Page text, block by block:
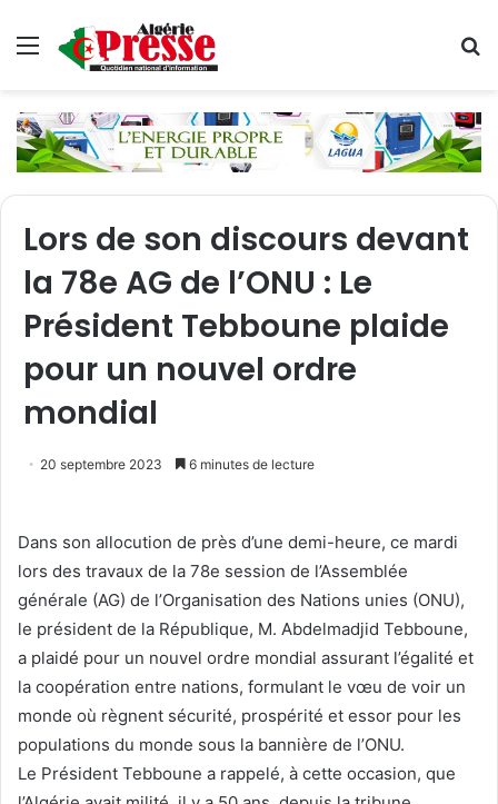
Menu
Lors de son discours devant
la 78e AG de l’ONU : Le
Président Tebboune plaide
pour un nouvel ordre
mondial
20 septembre 2023 6 minutes de lecture
Dans son allocution de près d’une demi-heure, ce mardi
lors des travaux de la 78e session de l’Assemblée
générale (AG) de l’Organisation des Nations unies (ONU),
le président de la République, M. Abdelmadjid Tebboune,
a plaidé pour un nouvel ordre mondial assurant l’égalité et
la coopération entre nations, formulant le vœu de voir un
monde où règnent sécurité, prospérité et essor pour les
populations du monde sous la bannière de l’ONU.
Le Président Tebboune a rappelé, à cette occasion, que